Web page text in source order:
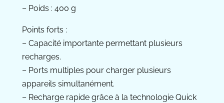
– Poids : 400 g
Points forts :
– Capacité importante permettant plusieurs
recharges.
– Ports multiples pour charger plusieurs
appareils simultanément.
– Recharge rapide grâce à la technologie Quick